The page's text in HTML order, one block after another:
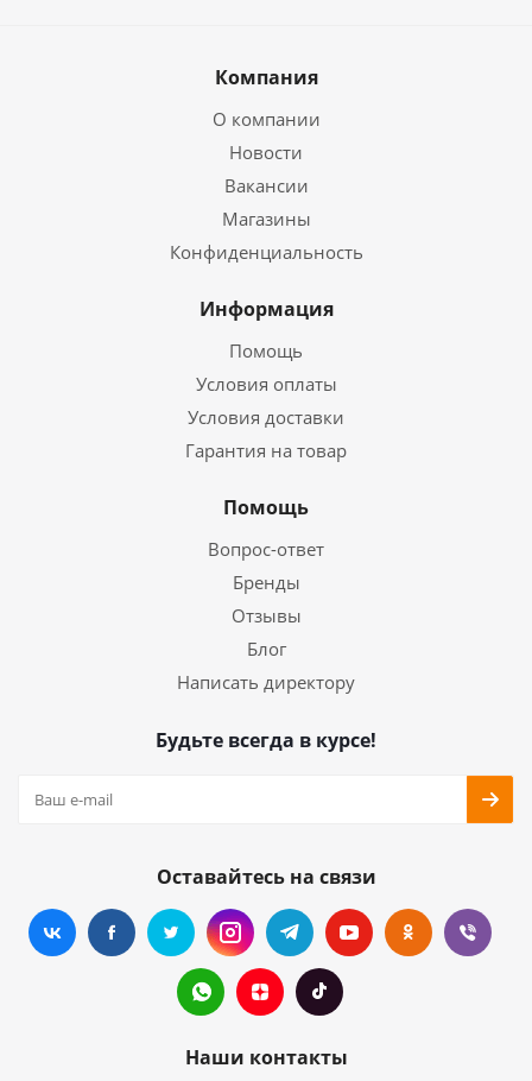
Компания
О компании
Новости
Вакансии
Магазины
Конфиденциальность
Информация
Помощь
Условия оплаты
Условия доставки
Гарантия на товар
Помощь
Вопрос-ответ
Бренды
Отзывы
Блог
Написать директору
Будьте всегда в курсе!
Оставайтесь на связи
Наши контакты